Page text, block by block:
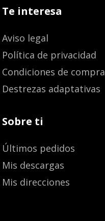
Te interesa
Aviso legal
Política de privacidad
Condiciones de compra
Destrezas adaptativas
Sobre ti
Últimos pedidos
Mis descargas
Mis direcciones